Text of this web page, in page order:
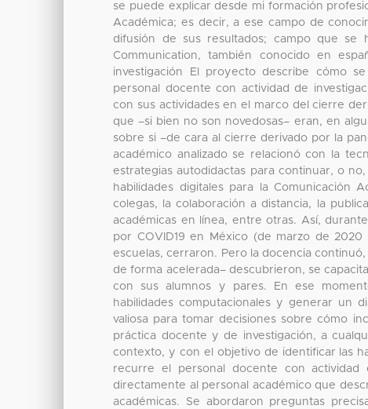
se puede explicar desde mi formación
Académica; es decir, a ese campo de
difusión de sus resultados; campo que se
Communication, también conocido en
investigación El proyecto describe cómo
personal docente con actividad de
con sus actividades en el marco del cierre
que –si bien no son novedosas– eran, en
sobre si –de cara al cierre derivado por la
académico analizado se relacionó con la
estrategias autodidactas para continuar, o
habilidades digitales para la Comunicación
colegas, la colaboración a distancia, la
académicas en línea, entre otras. Así,
por COVID19 en México (de marzo de
escuelas, cerraron. Pero la docencia
de forma acelerada– descubrieron, se
con sus alumnos y pares. En ese
habilidades computacionales y generar un
valiosa para tomar decisiones sobre cómo
práctica docente y de investigación, a
contexto, y con el objetivo de identificar las
recurre el personal docente con actividad
directamente al personal académico que
académicas. Se abordaron preguntas